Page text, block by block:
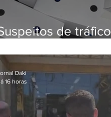
de
com 50
Daki
16 horas